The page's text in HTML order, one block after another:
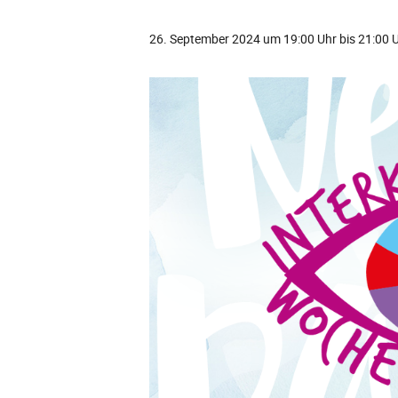
26. September 2024 um 19:00 Uhr bis21:00